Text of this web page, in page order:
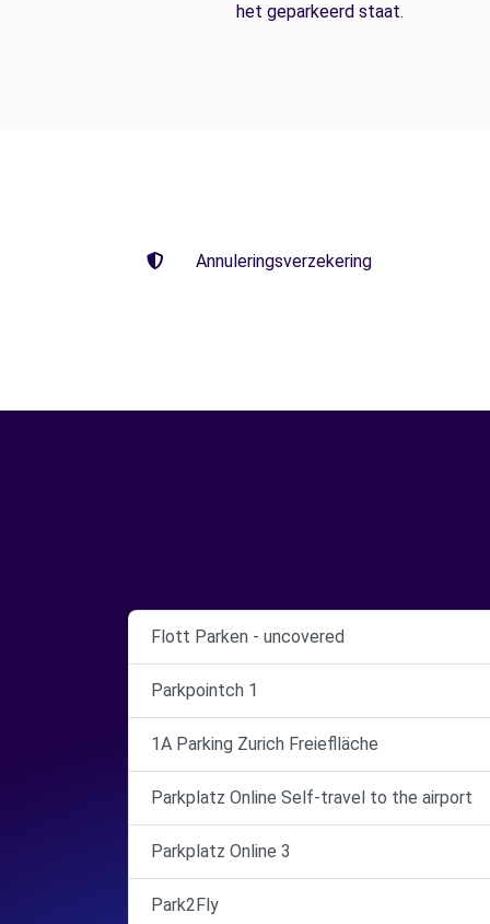
het geparkeerd staat.
Annuleringsverzekering
Flott Parken - uncovered
Parkpointch 1
1A Parking Zurich Freieflläche
Parkplatz Online Self-travel to the airport
Parkplatz Online 3
Park2Fly